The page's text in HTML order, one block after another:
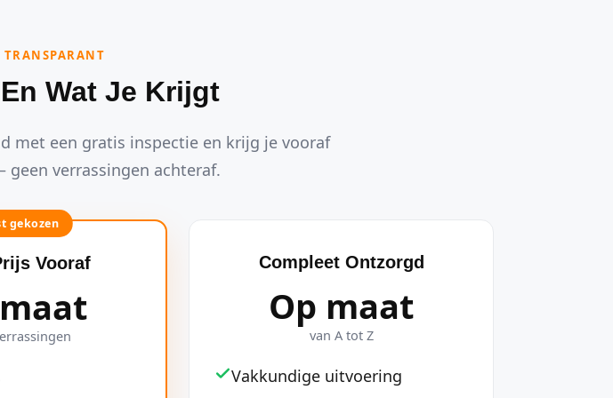
TRANSPARANT
Wat Je Krijgt
met een gratis inspectie en krijg je vooraf
verrassingen achteraf.
gekozen
Vooraf Compleet Ontzorgd
Op maat
van A tot Z
Vakkundige uitvoering